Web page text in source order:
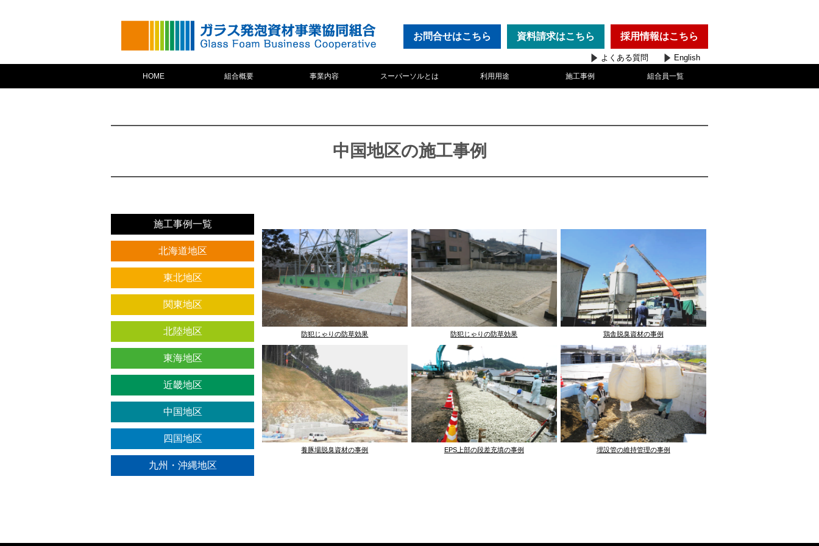
お問合せはこちら 資料請求はこちら 採用情報はこちら
よくある質問 English
HOME 組合概要 事業内容 スーパーソルとは 利用用途 施工事例 組合員一覧
中国地区の施工事例
施工事例一覧
北海道地区
東北地区
関東地区
北陸地区
東海地区
近畿地区
中国地区
四国地区
九州・沖縄地区
防犯じゃりの防草効果 防犯じゃりの防草効果 鶏舎脱臭資材の事例
養豚場脱臭資材の事例 EPS上部の段差充填の事例 埋設管の維持管理の事例